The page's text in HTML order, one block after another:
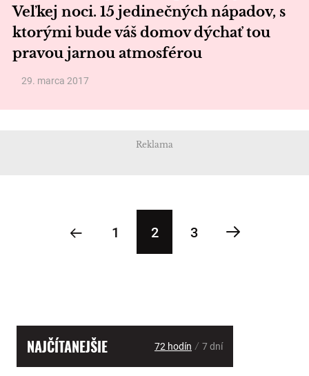
Veľkej noci. 15 jedinečných nápadov, s
ktorými bude váš domov dýchať tou
pravou jarnou atmosférou
29. marca 2017
Reklama
1 2 3
NAJČÍTANEJŠIE 72 hodín / 7 dní